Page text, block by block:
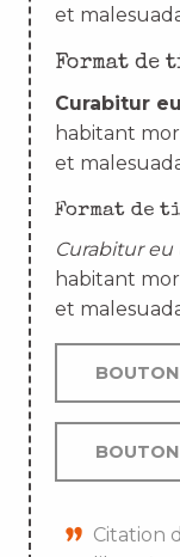
et
Format de
Curabitur
habitant
et
Format de
Curabitur
habitant
et
Citation